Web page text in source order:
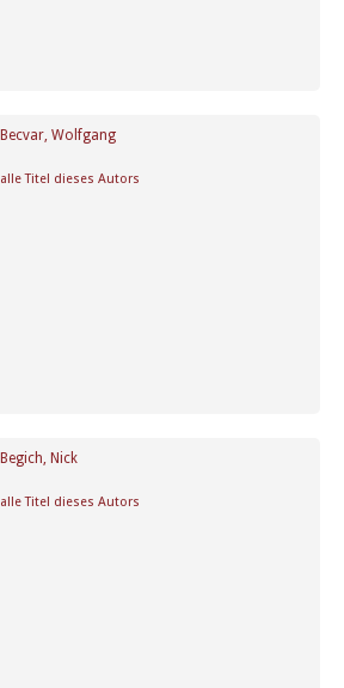
Becvar, Wolfgang
alle Titel dieses Autors
Begich, Nick
alle Titel dieses Autors